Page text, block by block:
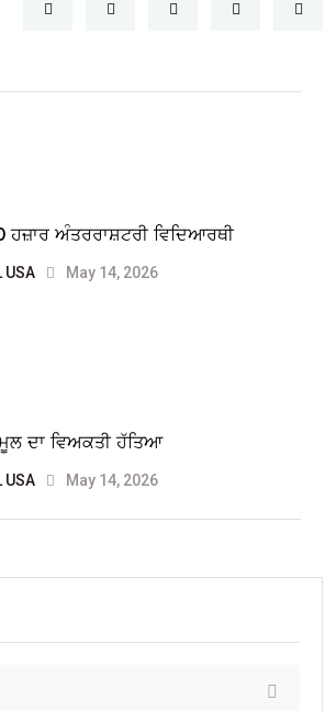
ਹਜ਼ਾਰ ਅੰਤਰਰਾਸ਼ਟਰੀ ਵਿਦਿਆਰਥੀ
USA May 14, 2026
ਦਾ ਵਿਅਕਤੀ ਹੱਤਿਆ
USA May 14, 2026